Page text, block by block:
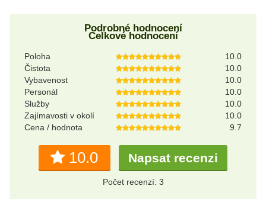
Podrobné hodnocení
Celkové hodnocení
Poloha
10.0
Čistota
10.0
Vybavenost
10.0
Personál
10.0
Služby
10.0
Zajímavosti v okolí
10.0
Cena / hodnota
9.7
10.0 Napsat recenzi
Počet recenzí: 3